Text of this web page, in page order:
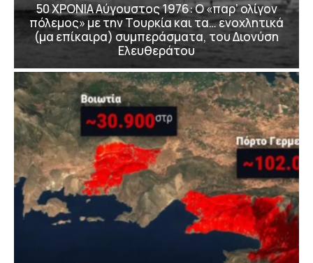
50 ΧΡΟΝΙΑ Αύγουστος 1976: Ο «παρ’ ολίγον
πόλεμος» με την Τουρκία και τα… ενοχλητικά
(μα επίκαιρα) συμπεράσματα, του Διονύση
Ελευθεράτου